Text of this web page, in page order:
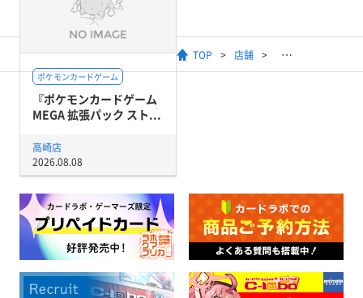
ポケモンカードゲーム
『ポケモンカードゲーム
MEGA 拡張パック スト...
高崎店
2026.08.08
TOP 店舗